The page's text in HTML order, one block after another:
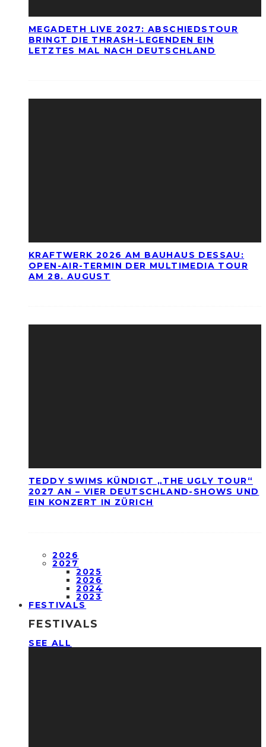
MEGADETH LIVE 2027: ABSCHIEDSTOUR
BRINGT DIE THRASH-LEGENDEN EIN
LETZTES MAL NACH DEUTSCHLAND
KRAFTWERK 2026 AM BAUHAUS DESSAU:
OPEN-AIR-TERMIN DER MULTIMEDIA TOUR
AM 28. AUGUST
TEDDY SWIMS KÜNDIGT „THE UGLY TOUR“
2027 AN – VIER DEUTSCHLAND-SHOWS UND
EIN KONZERT IN ZÜRICH
2026
2027
2025
2026
2024
2023
FESTIVALS
FESTIVALS
SEE ALL